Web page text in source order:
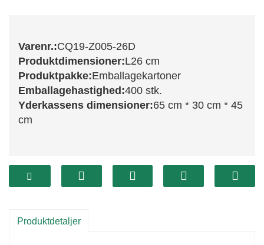
Varenr.:CQ19-Z005-26D
Produktdimensioner:L26 cm
Produktpakke:Emballagekartoner
Emballagehastighed:400 stk.
Yderkassens dimensioner:65 cm * 30 cm * 45
cm
CQ19-Z005-26D-grenen er et elegant dekorativt
element, der tilføjer et strejf af charme til dine
Med sit indviklede design og livlige farver er
Produktdetaljer